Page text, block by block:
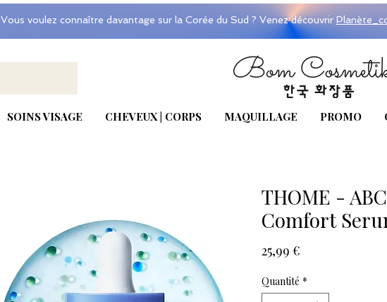
Vous voulez connaître davantage sur la Corée du Sud ? Venez découvrir
SOINS VISAGE CHEVEUX | CORPS MAQUILLAGE PROMO
THOME -
Comfort
25,99 €
Quantité *